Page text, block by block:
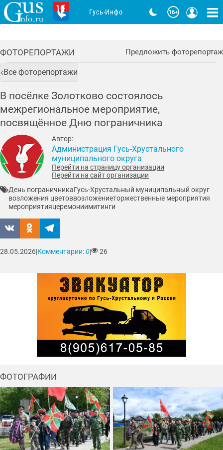
ФОТОРЕПОРТАЖИ Предложить фоторепортаж
Все фоторепортажи
В посёлке Золотково состоялось
межрегиональное мероприятие,
посвящённое Дню пограничника
Автор:
Администрация Гусь-Хрустального
муниципального округа
Перейти на страницу организации
Перейти на сайт организации
День пограничникаГусь-Хрустальный муниципальный округ
возложения цветоввозложениеторжественные мероприятия
мероприятияцеремониимитинги
28.05.2026|Комментарии:0| 26
ФОТОГРАФИИ
Гусь-Инфо